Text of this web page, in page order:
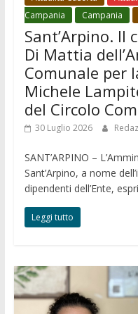
Campania
Campania
Sant’Arpino. Il
Di Mattia
Comunale per
Michele
del Circolo
30 Luglio 2026
SANT’ARPINO –
Sant’Arpino, a nome
dipendenti dell’Ente,
Leggi tutto